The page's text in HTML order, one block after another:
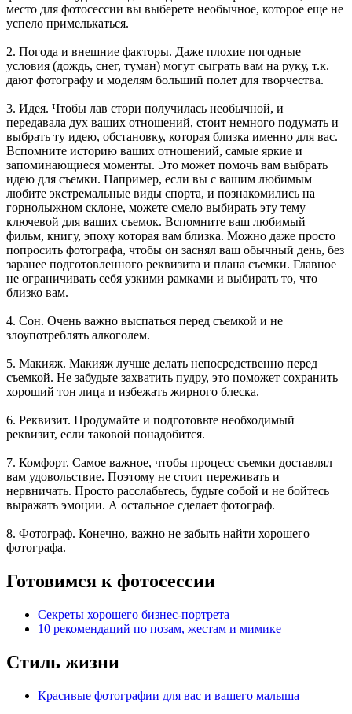
место для фотосессии вы выберете необычное, которое еще не
успело примелькаться.
2. Погода и внешние факторы. Даже плохие погодные
условия (дождь, снег, туман) могут сыграть вам на руку, т.к.
дают фотографу и моделям больший полет для творчества.
3. Идея. Чтобы лав стори получилась необычной, и
передавала дух ваших отношений, стоит немного подумать и
выбрать ту идею, обстановку, которая близка именно для вас.
Вспомните историю ваших отношений, самые яркие и
запоминающиеся моменты. Это может помочь вам выбрать
идею для съемки. Например, если вы с вашим любимым
любите экстремальные виды спорта, и познакомились на
горнолыжном склоне, можете смело выбирать эту тему
ключевой для ваших съемок. Вспомните ваш любимый
фильм, книгу, эпоху которая вам близка. Можно даже просто
попросить фотографа, чтобы он заснял ваш обычный день, без
заранее подготовленного реквизита и плана съемки. Главное
не ограничивать себя узкими рамками и выбирать то, что
близко вам.
4. Сон. Очень важно выспаться перед съемкой и не
злоупотреблять алкоголем.
5. Макияж. Макияж лучше делать непосредственно перед
съемкой. Не забудьте захватить пудру, это поможет сохранить
хороший тон лица и избежать жирного блеска.
6. Реквизит. Продумайте и подготовьте необходимый
реквизит, если таковой понадобится.
7. Комфорт. Самое важное, чтобы процесс съемки доставлял
вам удовольствие. Поэтому не стоит переживать и
нервничать. Просто расслабьтесь, будьте собой и не бойтесь
выражать эмоции. А остальное сделает фотограф.
8. Фотограф. Конечно, важно не забыть найти хорошего
фотографа.
Готовимся к фотосессии
Секреты хорошего бизнес-портрета
10 рекомендаций по позам, жестам и мимике
Стиль жизни
Красивые фотографии для вас и вашего малыша